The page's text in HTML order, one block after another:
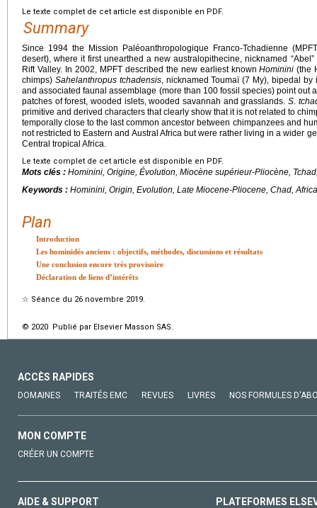
Le texte complet de cet article est disponible en PDF.
Summary
Since 1994 the Mission Paléoanthropologique Franco-Tchadienne
desert), where it first unearthed a new australopithecine, nicknamed
Rift Valley. In 2002, MPFT described the new earliest knownHominini (the
chimps) Sahelanthropus tchadensis, nicknamed Toumaï (7 My), bipedal
and associated faunal assemblage (more than 100 fossil species) point out
patches of forest, wooded islets, wooded savannah and grasslands. S
primitive and derived characters that clearly show that it is not related to
temporally close to the last common ancestor between chimpanzees and
not restricted to Eastern and Austral Africa but were rather living in a wider
Central tropical Africa.
Le texte complet de cet article est disponible en PDF.
Mots clés : Hominini, Origine, Évolution, Miocène supérieur-Pliocène,
Keywords : Hominini, Origin, Evolution, Late Miocene-Pliocene, Chad, Africa
Plan
Introduction
Les hominidés anciens : objectifs, méthodes, discussions et résultats
Une conclusion encore très provisoire
Déclaration de liens d’intérêts
☆ Séance du 26 novembre 2019.
© 2020 Publié par Elsevier Masson SAS.
ACCÈS RAPIDES
DOMAINES TRAITÉS EMC REVUES LIVRES NOS FORMULES
MON COMPTE
CRÉER UN COMPTE
AIDE & SUPPORT PLATEFORMES